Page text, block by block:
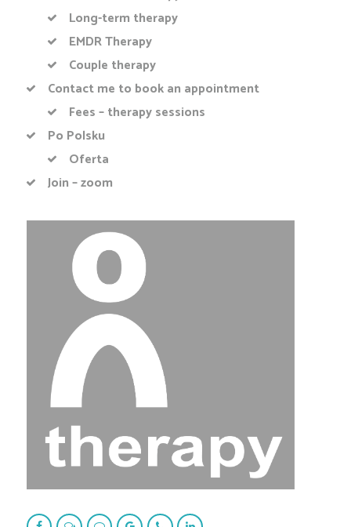
Long-term therapy
EMDR Therapy
Couple therapy
Contact me to book an appointment
Fees – therapy sessions
Po Polsku
Oferta
Join – zoom